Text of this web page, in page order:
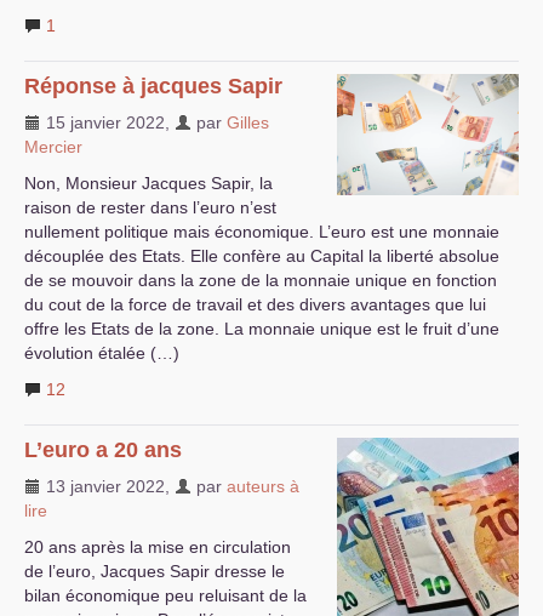
1
Réponse à jacques Sapir
15 janvier 2022 par Gilles
Mercier
Non, Monsieur Jacques Sapir, la
raison de rester dans l’euro n’est
nullement politique mais économique. L’euro est une monnaie
découplée des Etats. Elle confère au Capital la liberté absolue
de se mouvoir dans la zone de la monnaie unique en fonction
du cout de la force de travail et des divers avantages que lui
offre les Etats de la zone. La monnaie unique est le fruit d’une
évolution étalée (…)
12
L’euro a 20 ans
13 janvier 2022 par auteurs à
lire
20 ans après la mise en circulation
de l’euro, Jacques Sapir dresse le
bilan économique peu reluisant de la